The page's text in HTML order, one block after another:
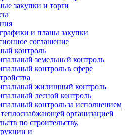
закупки и торги
и планы закупки
соглашение
контроль
земельный контроль
контроль в сфере
жилищный контроль
лесной контроль
контроль за исполнением
организацией
по строительству,
и